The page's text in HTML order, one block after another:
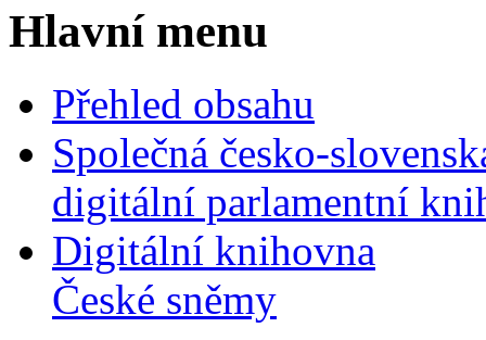
Hlavní menu
Přehled obsahu
Společná česko-
digitální parlamentní
Digitální knihovna
České sněmy